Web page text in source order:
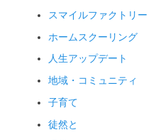
スマイルファクトリー
ホームスクーリング
人生アップデート
地域・コミュニティ
子育て
徒然と